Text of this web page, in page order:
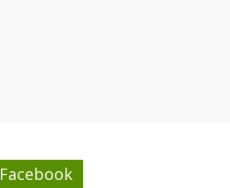
Facebook